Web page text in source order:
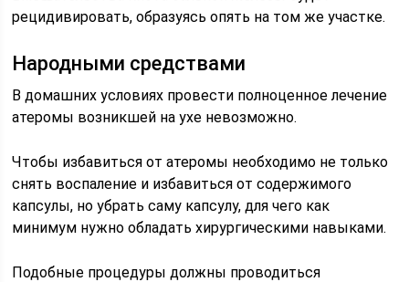
рецидивировать, образуясь опять на том же участке.
Народными средствами
В домашних условиях провести полноценное лечение
атеромы возникшей на ухе невозможно.
Чтобы избавиться от атеромы необходимо не только
снять воспаление и избавиться от содержимого
капсулы, но убрать саму капсулу, для чего как
минимум нужно обладать хирургическими навыками.
Подобные процедуры должны проводиться